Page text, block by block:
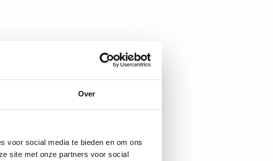
Over
voor social media te bieden en om ons
site met onze partners voor social